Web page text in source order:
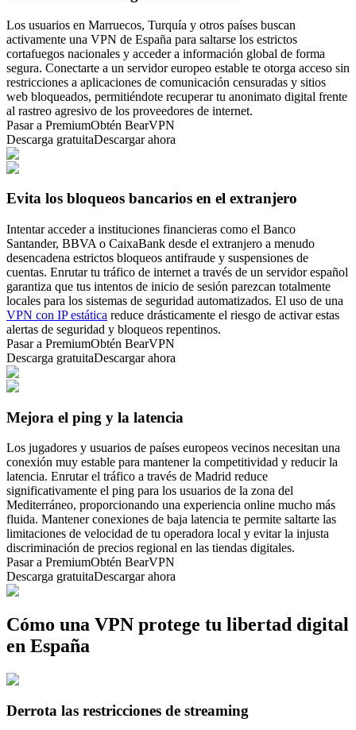
Los usuarios en Marruecos, Turquía y otros países buscan
activamente una VPN de España para saltarse los estrictos
cortafuegos nacionales y acceder a información global de forma
segura. Conectarte a un servidor europeo estable te otorga acceso sin
restricciones a aplicaciones de comunicación censuradas y sitios
web bloqueados, permitiéndote recuperar tu anonimato digital frente
al rastreo agresivo de los proveedores de internet.
Pasar a PremiumObtén BearVPN
Descarga gratuitaDescargar ahora
Evita los bloqueos bancarios en el extranjero
Intentar acceder a instituciones financieras como el Banco
Santander, BBVA o CaixaBank desde el extranjero a menudo
desencadena estrictos bloqueos antifraude y suspensiones de
cuentas. Enrutar tu tráfico de internet a través de un servidor español
garantiza que tus intentos de inicio de sesión parezcan totalmente
locales para los sistemas de seguridad automatizados. El uso de una
VPN con IP estática reduce drásticamente el riesgo de activar estas
alertas de seguridad y bloqueos repentinos.
Pasar a PremiumObtén BearVPN
Descarga gratuitaDescargar ahora
Mejora el ping y la latencia
Los jugadores y usuarios de países europeos vecinos necesitan una
conexión muy estable para mantener la competitividad y reducir la
latencia. Enrutar el tráfico a través de Madrid reduce
significativamente el ping para los usuarios de la zona del
Mediterráneo, proporcionando una experiencia online mucho más
fluida. Mantener conexiones de baja latencia te permite saltarte las
limitaciones de velocidad de tu operadora local y evitar la injusta
discriminación de precios regional en las tiendas digitales.
Pasar a PremiumObtén BearVPN
Descarga gratuitaDescargar ahora
Cómo una VPN protege tu libertad digital
en España
Derrota las restricciones de streaming